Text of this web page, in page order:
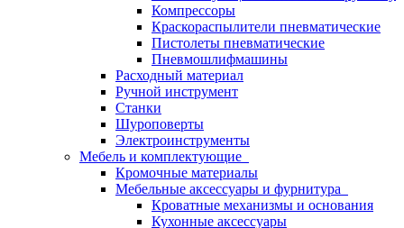
Компрессоры
Краскораспылители пневматические
Пистолеты пневматические
Пневмошлифмашины
Расходный материал
Ручной инструмент
Станки
Шуроповерты
Электроинструменты
Мебель и комплектующие
Кромочные материалы
Мебельные аксессуары и фурнитура
Кроватные механизмы и основания
Кухонные аксессуары